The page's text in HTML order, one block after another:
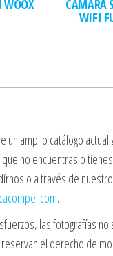
CÁMARA
WIFI
un amplio catálogo
no encuentras o
a través de nuestro
.
las fotografías no
el derecho de